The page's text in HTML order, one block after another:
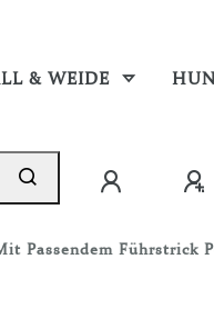
& WEIDE
Passendem Führstrick